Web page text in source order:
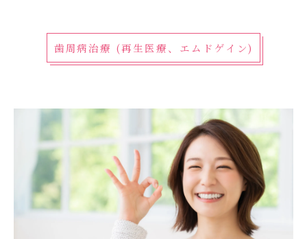
歯周病治療 (再生医療、エムドゲイン)